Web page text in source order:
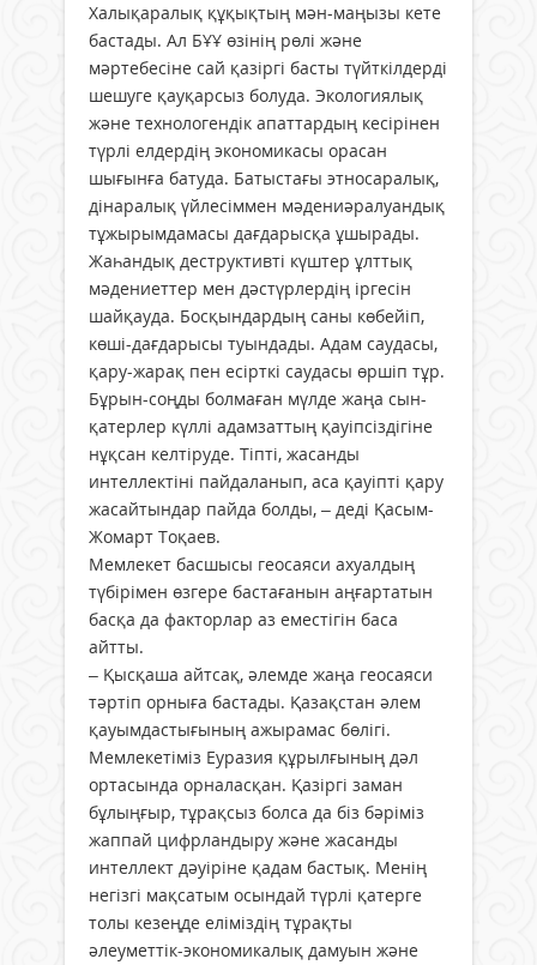
Халықаралық құқықтың мән-маңызы кете
бастады. Ал БҰҰ өзінің рөлі және
мәртебесіне сай қазіргі басты түйткілдерді
шешуге қауқарсыз болуда. Экологиялық
және технологендік апаттардың кесірінен
түрлі елдердің экономикасы орасан
шығынға батуда. Батыстағы этносаралық,
дінаралық үйлесіммен мәдениәралуандық
тұжырымдамасы дағдарысқа ұшырады.
Жаһандық деструктивті күштер ұлттық
мәдениеттер мен дәстүрлердің іргесін
шайқауда. Босқындардың саны көбейіп,
көші-дағдарысы туындады. Адам саудасы,
қару-жарақ пен есірткі саудасы өршіп тұр.
Бұрын-соңды болмаған мүлде жаңа сын-
қатерлер күллі адамзаттың қауіпсіздігіне
нұқсан келтіруде. Тіпті, жасанды
интеллектіні пайдаланып, аса қауіпті қару
жасайтындар пайда болды, – деді Қасым-
Жомарт Тоқаев.
Мемлекет басшысы геосаяси ахуалдың
түбірімен өзгере бастағанын аңғартатын
басқа да факторлар аз еместігін баса
айтты.
– Қысқаша айтсақ, әлемде жаңа геосаяси
тәртіп орныға бастады. Қазақстан әлем
қауымдастығының ажырамас бөлігі.
Мемлекетіміз Еуразия құрылғының дәл
ортасында орналасқан. Қазіргі заман
бұлыңғыр, тұрақсыз болса да біз бәріміз
жаппай цифрландыру және жасанды
интеллект дәуіріне қадам бастық. Менің
негізгі мақсатым осындай түрлі қатерге
толы кезеңде еліміздің тұрақты
әлеуметтік-экономикалық дамуын және